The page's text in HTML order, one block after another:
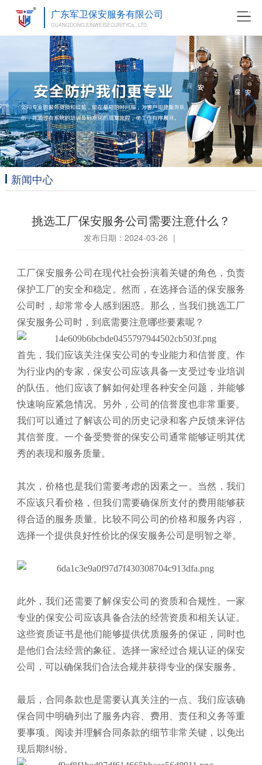
广东军卫保安服务有限公司
GUANGDONGJUNWEISECURITYCo., LTD.
新闻中心
挑选工厂保安服务公司需要注意什么？
发布日期：2024-03-26 |
工厂保安服务公司在现代社会扮演着关键的角色，负责
保护工厂的安全和稳定。然而，在选择合适的保安服务
公司时，却常常令人感到困惑。那么，当我们挑选工厂
保安服务公司时，到底需要注意哪些要素呢？
首先，我们应该关注保安公司的专业能力和信誉度。作
为行业内的专家，保安公司应该具备一支受过专业培训
的队伍。他们应该了解如何处理各种安全问题，并能够
快速响应紧急情况。另外，公司的信誉度也非常重要。
我们可以通过了解该公司的历史记录和客户反馈来评估
其信誉度。一个备受赞誉的保安公司通常能够证明其优
秀的表现和服务质量。
其次，价格也是我们需要考虑的因素之一。当然，我们
不应该只看价格，但我们需要确保所支付的费用能够获
得合适的服务质量。比较不同公司的价格和服务内容，
选择一个提供良好性价比的保安服务公司是明智之举。
此外，我们还需要了解保安公司的资质和合规性。一家
专业的保安公司应该具备合法的经营资质和相关认证。
这些资质证书是他们能够提供优质服务的保证，同时也
是他们合法经营的象征。选择一家经过合规认证的保安
公司，可以确保我们合法合规并获得专业的保安服务。
最后，合同条款也是需要认真关注的一点。我们应该确
保合同中明确列出了服务内容、费用、责任和义务等重
要事项。阅读并理解合同条款的细节非常关键，以免出
现后期纠纷。